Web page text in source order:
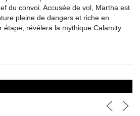
du convoi. Accusée de vol, Martha est
pleine de dangers et riche en
étape, révélera la mythique Calamity